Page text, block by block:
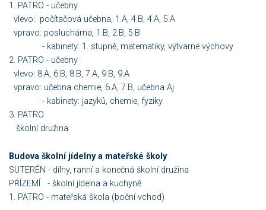
1. PATRO - učebny
vlevo: počítačová učebna, 1.A, 4.B, 4.A, 5.A
vpravo: posluchárna, 1.B, 2.B, 5.B
- kabinety: 1. stupně, matematiky, výtvarné výchovy
2. PATRO - učebny
vlevo: 8.A, 6.B, 8.B, 7.A, 9.B, 9.A
vpravo: učebna chemie, 6.A, 7.B, učebna Aj
- kabinety: jazyků, chemie, fyziky
3. PATRO
školní družina
Budova školní jídelny a mateřské školy
SUTERÉN - dílny, ranní a konečná školní družina
PŔÍZEMÍ - školní jídelna a kuchyně
1. PATRO - mateřská škola (boční vchod)